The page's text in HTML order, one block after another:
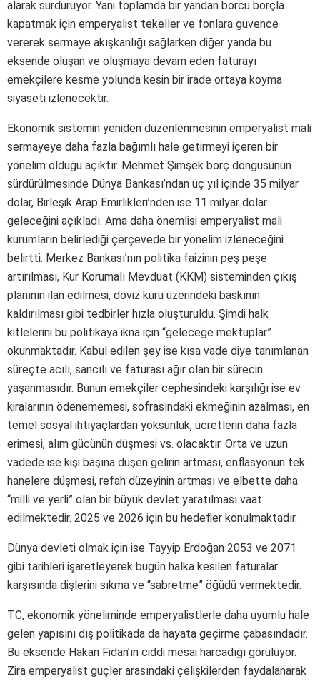
alarak sürdürüyor. Yani toplamda bir yandan borcu borçla
kapatmak için emperyalist tekeller ve fonlara güvence
vererek sermaye akışkanlığı sağlarken diğer yanda bu
eksende oluşan ve oluşmaya devam eden faturayı
emekçilere kesme yolunda kesin bir irade ortaya koyma
siyaseti izlenecektir.
Ekonomik sistemin yeniden düzenlenmesinin emperyalist mali
sermayeye daha fazla bağımlı hale getirmeyi içeren bir
yönelim olduğu açıktır. Mehmet Şimşek borç döngüsünün
sürdürülmesinde Dünya Bankası’ndan üç yıl içinde 35 milyar
dolar, Birleşik Arap Emirlikleri’nden ise 11 milyar dolar
geleceğini açıkladı. Ama daha önemlisi emperyalist mali
kurumların belirlediği çerçevede bir yönelim izleneceğini
belirtti. Merkez Bankası’nın politika faizinin peş peşe
artırılması, Kur Korumalı Mevduat (KKM) sisteminden çıkış
planının ilan edilmesi, döviz kuru üzerindeki baskının
kaldırılması gibi tedbirler hızla oluşturuldu. Şimdi halk
kitlelerini bu politikaya ikna için “geleceğe mektuplar”
okunmaktadır. Kabul edilen şey ise kısa vade diye tanımlanan
süreçte acılı, sancılı ve faturası ağır olan bir sürecin
yaşanmasıdır. Bunun emekçiler cephesindeki karşılığı ise ev
kiralarının ödenememesi, sofrasındaki ekmeğinin azalması, en
temel sosyal ihtiyaçlardan yoksunluk, ücretlerin daha fazla
erimesi, alım gücünün düşmesi vs. olacaktır. Orta ve uzun
vadede ise kişi başına düşen gelirin artması, enflasyonun tek
hanelere düşmesi, refah düzeyinin artması ve elbette daha
“milli ve yerli” olan bir büyük devlet yaratılması vaat
edilmektedir. 2025 ve 2026 için bu hedefler konulmaktadır.
Dünya devleti olmak için ise Tayyip Erdoğan 2053 ve 2071
gibi tarihleri işaretleyerek bugün halka kesilen faturalar
karşısında dişlerini sıkma ve “sabretme” öğüdü vermektedir.
TC, ekonomik yöneliminde emperyalistlerle daha uyumlu hale
gelen yapısını dış politikada da hayata geçirme çabasındadır.
Bu eksende Hakan Fidan’ın ciddi mesai harcadığı görülüyor.
Zira emperyalist güçler arasındaki çelişkilerden faydalanarak